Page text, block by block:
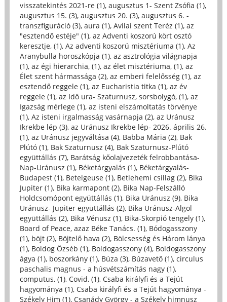
visszatekintés 2021-re (1), augusztus 1- Szent Zsófia (1),
augusztus 15. (3), augusztus 20. (3), augusztus 6. -
transzfiguráció (3), aura (1), Avilai szent Teréz (1), az
"esztendő estéje" (1), az Adventi koszorú kört osztó
keresztje, (1), Az adventi koszorú misztériuma (1), Az
Aranybulla horoszkópja (1), az asztrológia világnapja
(1), az égi hierarchia, (1), az élet misztériuma, (1), az
Élet szent hármassága (2), az emberi felelősség (1), az
esztendő reggele (1), az Eucharistia titka (1), az év
reggele (1), az Idő ura- Szaturnusz, sorsbolygó, (1), az
Igazság mérlege (1), az isteni elszámoltatás törvénye
(1), Az isteni irgalmasság vasárnapja (2), az Uránusz
Ikrekbe lép (3), az Uránusz Ikrekbe lép- 2026. április 26.
(1), az Uránusz jegyváltása (4), Babba Mária (2), Bak
Plútó (1), Bak Szaturnusz (4), Bak Szaturnusz-Plútó
együttállás (7), Barátság kőolajvezeték felrobbantása-
Nap-Uránusz (1), Béketárgyalás (1), Béketárgyalás-
Budapest (1), Betelgeuse (1), Betlehemi csillag (2), Bika
Jupiter (1), Bika karmapont (2), Bika Nap-Felszálló
Holdcsomópont együttállás (1), Bika Uránusz (9), Bika
Uránusz- Jupiter együttállás (2), Bika Uránusz-Algol
együttállás (2), Bika Vénusz (1), Bika-Skorpió tengely (1),
Board of Peace, azaz Béke Tanács. (1), Bódogasszony
(1), böjt (2), Böjtelő hava (2), Bölcsesség és Három lánya
(1), Boldog Özséb (1), Boldogasszony (4), Boldogasszony
ágya (1), boszorkány (1), Búza (3), Búzavető (1), circulus
paschalis magnus - a húsvétszámítás nagy (1),
computus, (1), Covid, (1), Csaba királyfi és a Tejút
hagyománya (1), Csaba királyfi és a Tejút hagyománya -
Székely Him (1), Csanády György - a Székely himnusz